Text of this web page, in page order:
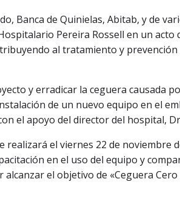
Banca de Quinielas, Abitab, y de
Pereira Rossell en un
al tratamiento y
y erradicar la ceguera causada
de un nuevo equipo en el
el apoyo del director del hospital,
el viernes 22 de noviembre
en el uso del equipo y
el objetivo de «Ceguera